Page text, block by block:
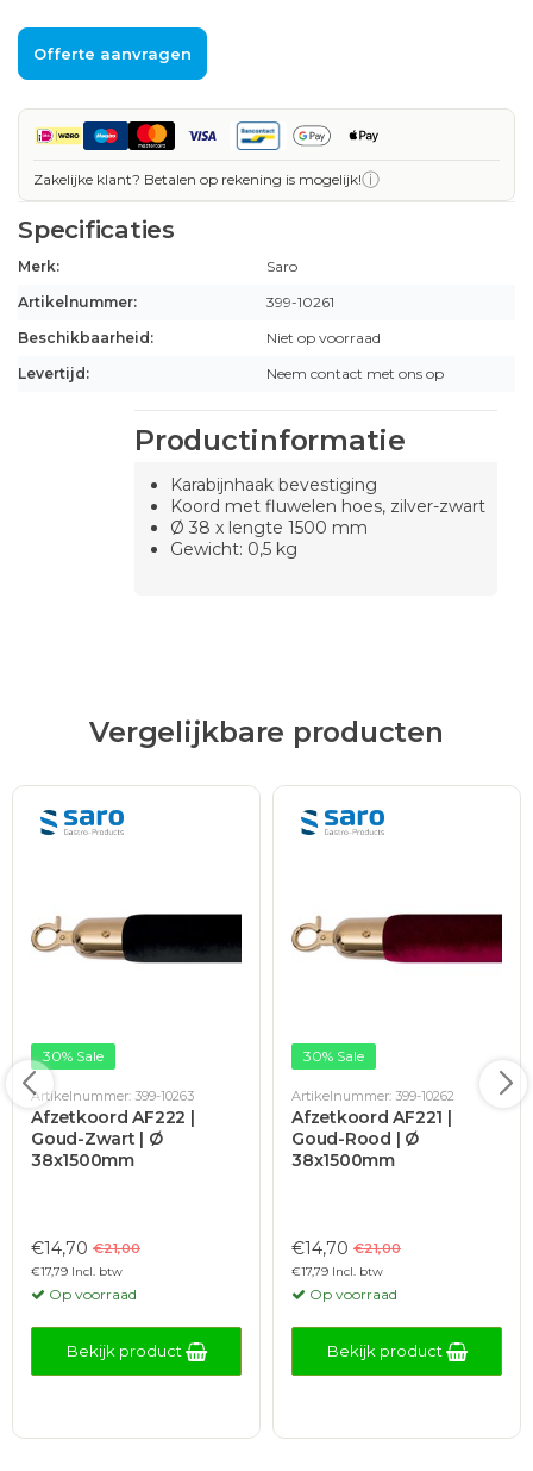
Offerte aanvragen
Zakelijke klant? Betalen op rekening is mogelijk!ⓘ
Specificaties
Merk:
Saro
Artikelnummer:
399-10261
Beschikbaarheid:
Niet op voorraad
Levertijd:
Neem contact met ons op
Productinformatie
Karabijnhaak bevestiging
Koord met fluwelen hoes, zilver-zwart
Ø 38 x lengte 1500 mm
Gewicht: 0,5 kg
Vergelijkbare producten
30% Sale
Artikelnummer: 399-10263
Afzetkoord AF222 |
Goud-Zwart | Ø
38x1500mm
€14,70 €21,00
€17,79 Incl. btw
Op voorraad
Bekijk product
30% Sale
Artikelnummer: 399-10262
Afzetkoord AF221 |
Goud-Rood | Ø
38x1500mm
€14,70 €21,00
€17,79 Incl. btw
Op voorraad
Bekijk product